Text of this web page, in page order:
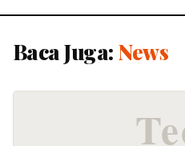
Baca Juga: News